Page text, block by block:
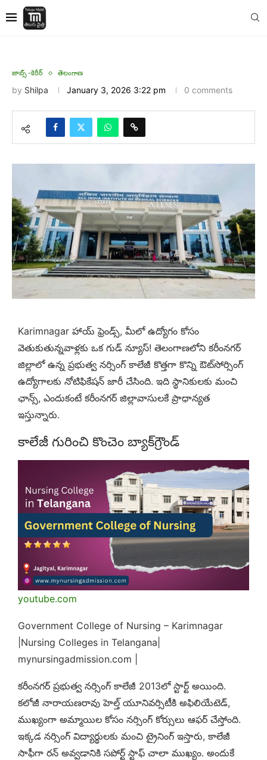
జాబ్స్ -కెరీర్ తెలంగాణ
by Shilpa January 3, 2026 3:22 pm 0 comments
Karimnagar హాయ్ ఫ్రెండ్స్, మీలో ఉద్యోగం కోసం
వెతుకుతున్నవాళ్లకు ఒక గుడ్ న్యూస్! తెలంగాణలోని కరీంనగర్
జిల్లాలో ఉన్న ప్రభుత్వ నర్సింగ్ కాలేజీ కొత్తగా కొన్ని ఔట్‌సోర్సింగ్
ఉద్యోగాలకు నోటిఫికేషన్ జారీ చేసింది. ఇది స్థానికులకు మంచి
ఛాన్స్, ఎందుకంటే కరీంనగర్ జిల్లావాసులకే ప్రాధాన్యత
ఇస్తున్నారు.
కాలేజీ గురించి కొంచెం బ్యాక్‌గ్రౌండ్
youtube.com
Government College of Nursing – Karimnagar
|Nursing Colleges in Telangana|
mynursingadmission.com |
కరీంనగర్ ప్రభుత్వ నర్సింగ్ కాలేజీ 2013లో స్టార్ట్ అయింది.
కలోజీ నారాయణరావు హెల్త్ యూనివర్సిటీకి అఫిలియేటెడ్,
ముఖ్యంగా అమ్మాయిల కోసం నర్సింగ్ కోర్సులు ఆఫర్ చేస్తోంది.
ఇక్కడ నర్సింగ్ విద్యార్థులకు మంచి ట్రైనింగ్ ఇస్తారు, కాలేజీ
సాఫీగా రన్ అవ్వడానికి సపోర్ట్ స్టాఫ్ చాలా ముఖ్యం. అందుకే